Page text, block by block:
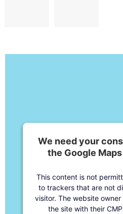
We need your
the Google
This content is not
to trackers that are not
visitor. The website
the site with their